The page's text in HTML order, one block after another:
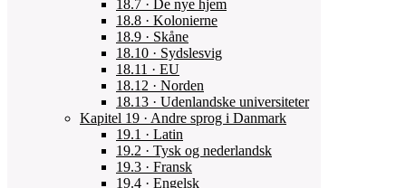
18.7 · De nye hjem
18.8 · Kolonierne
18.9 · Skåne
18.10 · Sydslesvig
18.11 · EU
18.12 · Norden
18.13 · Udenlandske universiteter
Kapitel 19 · Andre sprog i Danmark
19.1 · Latin
19.2 · Tysk og nederlandsk
19.3 · Fransk
19.4 · Engelsk